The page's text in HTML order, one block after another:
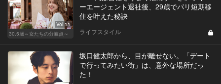
Vol.11
30.5歳～女たちの分岐点～
ーエージェント退社後、29歳でパリ短期移
住を叶えた秘訣
ライフスタイル
坂口健太郎から、目が離せない。「デート
で行ってみたい街」は、意外な場所だっ
た！